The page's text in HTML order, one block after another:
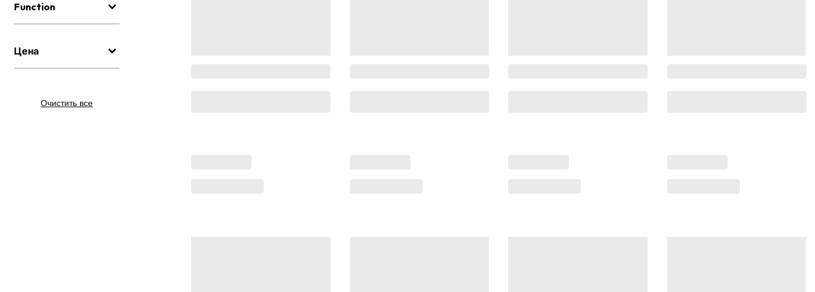
Function
Цена
Очистить все